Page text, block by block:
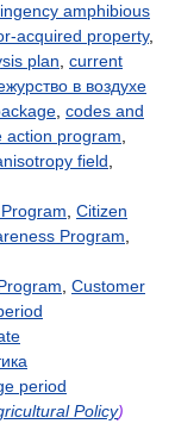
amphibious
acquired property,
plan current
в воздухе
codes and
action program
field
Citizen
Program
Customer
period
Policy)